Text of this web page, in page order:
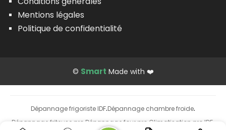
Mentions légales
Politique de confidentialité
© Smart Made with ❤️
Dépannage frigoriste IDF·Dépannage chambre froide·
Dépannage friteuse pro Dépannage four pro Climatisation pro IDF